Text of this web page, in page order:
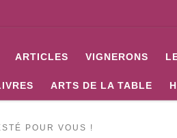
ARTICLES VIGNERONS
ARTS DE LA TABLE
POUR VOUS !